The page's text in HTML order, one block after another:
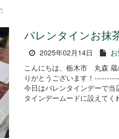
バレンタインお抹
2025年02月14日
こんにちは、栃木市 丸森 蔵
りがとうございます！
今日はバレンタインデーで
タインデームードに設えてく